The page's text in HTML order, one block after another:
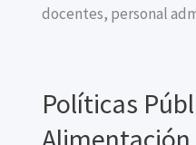
docentes, personal
Políticas